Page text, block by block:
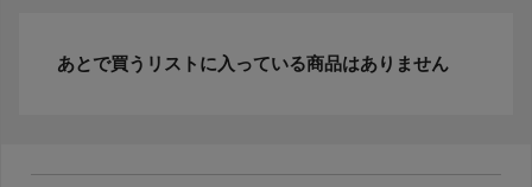
あとで買うリストに入っている商品はありません